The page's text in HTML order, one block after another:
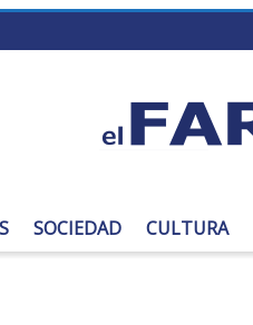
SOCIEDAD CULTURA